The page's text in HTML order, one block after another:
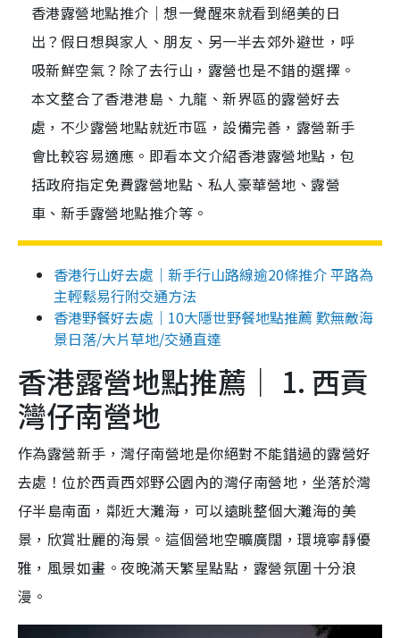
香港露營地點推介｜想一覺醒來就看到絕美的日
出？假日想與家人、朋友、另一半去郊外避世，呼
吸新鮮空氣？除了去行山，露營也是不錯的選擇。
本文整合了香港港島、九龍、新界區的露營好去
處，不少露營地點就近市區，設備完善，露營新手
會比較容易適應。即看本文介紹香港露營地點，包
括政府指定免費露營地點、私人豪華營地、露營
車、新手露營地點推介等。
香港行山好去處｜新手行山路線逾20條推介 平路為
主輕鬆易行附交通方法
香港野餐好去處｜10大隱世野餐地點推薦 歎無敵海
景日落/大片草地/交通直達
香港露營地點推薦｜ 1. 西貢
灣仔南營地
作為露營新手，灣仔南營地是你絕對不能錯過的露營好
去處！位於西貢西郊野公園內的灣仔南營地，坐落於灣
仔半島南面，鄰近大灘海，可以遠眺整個大灘海的美
景，欣賞壯麗的海景。這個營地空曠廣闊，環境寧靜優
雅，風景如畫。夜晚滿天繁星點點，露營氛圍十分浪
漫。